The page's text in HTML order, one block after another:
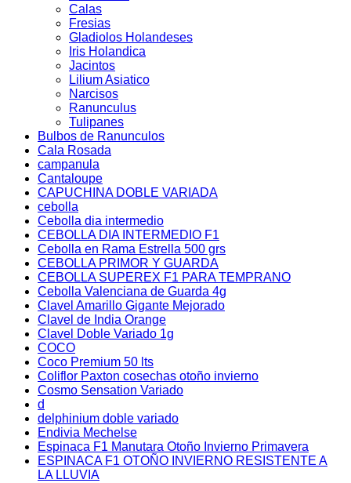
Calas
Fresias
Gladiolos Holandeses
Iris Holandica
Jacintos
Lilium Asiatico
Narcisos
Ranunculus
Tulipanes
Bulbos de Ranunculos
Cala Rosada
campanula
Cantaloupe
CAPUCHINA DOBLE VARIADA
cebolla
Cebolla dia intermedio
CEBOLLA DIA INTERMEDIO F1
Cebolla en Rama Estrella 500 grs
CEBOLLA PRIMOR Y GUARDA
CEBOLLA SUPEREX F1 PARA TEMPRANO
Cebolla Valenciana de Guarda 4g
Clavel Amarillo Gigante Mejorado
Clavel de India Orange
Clavel Doble Variado 1g
COCO
Coco Premium 50 lts
Coliflor Paxton cosechas otoño invierno
Cosmo Sensation Variado
d
delphinium doble variado
Endivia Mechelse
Espinaca F1 Manutara Otoño Invierno Primavera
ESPINACA F1 OTOÑO INVIERNO RESISTENTE A
LA LLUVIA